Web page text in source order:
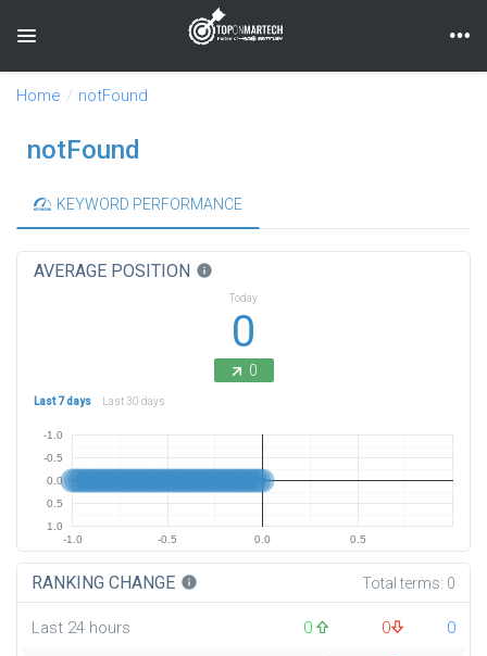
Toggle navigation
Home notFound
notFound
KEYWORD PERFORMANCE
AVERAGE POSITION info
Today
0
0
Last 7 days Last 30 days
-1.0 -0.5 0.0 0.5
-1.0
-0.5
0.0
0.5
1.0
RANKING CHANGE info Total terms: 0
Last 24 hours 0 0
0